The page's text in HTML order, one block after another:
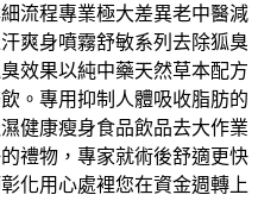
流程專業極大差異老中醫減
爽身噴霧舒敏系列去除狐臭
效果以純中藥天然草本配方
。專用抑制人體吸收脂肪的
健康瘦身食品飲品去大作業
禮物，專家就術後舒適更快
化用心處裡您在資金週轉上